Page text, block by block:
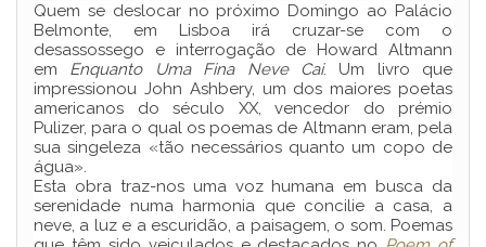
Quem se deslocar no próximo Domingo ao Palácio
Belmonte, em Lisboa irá cruzar-se com o
desassossego e interrogação de Howard Altmann
em Enquanto Uma Fina Neve Cai. Um livro que
impressionou John Ashbery, um dos maiores poetas
americanos do século XX, vencedor do prémio
Pulizer, para o qual os poemas de Altmann eram, pela
sua singeleza «tão necessários quanto um copo de
água».
Esta obra traz-nos uma voz humana em busca da
serenidade numa harmonia que concilie a casa, a
neve, a luz e a escuridão, a paisagem, o som. Poemas